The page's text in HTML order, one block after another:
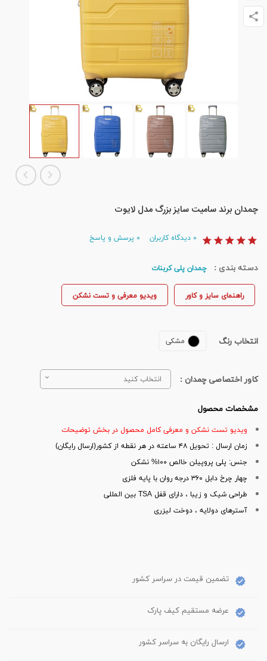
چمدان برند سامیت سایز بزرگ مدل لایوت
دیدگاه کاربران پرسش و پاسخ
دسته بندی : چمدان پلی کربنات
راهنمای سایز و کاور ویدیو معرفی و تست نشکن
انتخاب رنگ مشکی
کاور اختصاصی چمدان : انتخاب کنید
مشخصات محصول
ویدیو تست نشکن و معرفی کامل محصول در بخش توضیحات
زمان ارسال : تحویل ۴۸ ساعته در هر نقطه از کشور(ارسال رایگان)
جنس: پلی پروپیلن خالص ۱۰۰% نشکن
چهار چرخ دابل ۳۶۰ درجه روان با پایه فلزی
طراحی شیک و زیبا ، دارای قفل TSA بین المللی
آسترهای دولایه ، دوخت لیزری
تضمین قیمت در سراسر کشور
عرضه مستقیم کیف پارک
ارسال رایگان به سراسر کشور